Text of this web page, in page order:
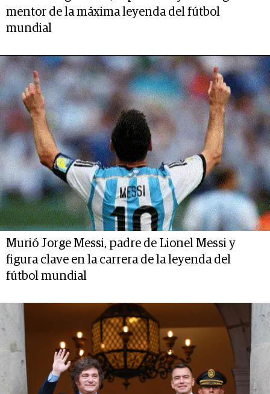
mentor de la máxima leyenda del fútbol
mundial
Murió Jorge Messi, padre de Lionel Messi y
figura clave en la carrera de la leyenda del
fútbol mundial